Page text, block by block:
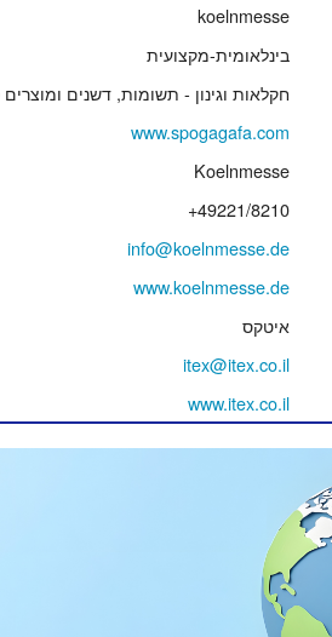
koelnmesse
בינלאומית-מקצועית
חקלאות וגינון - תשומות, דשנים
www.spogagafa.com
Koelnmesse
+49221/8210
info@koelnmesse.de
www.koelnmesse.de
איטקס
itex@itex.co.il
www.itex.co.il